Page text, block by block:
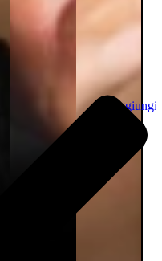
Aggiungi
carrello